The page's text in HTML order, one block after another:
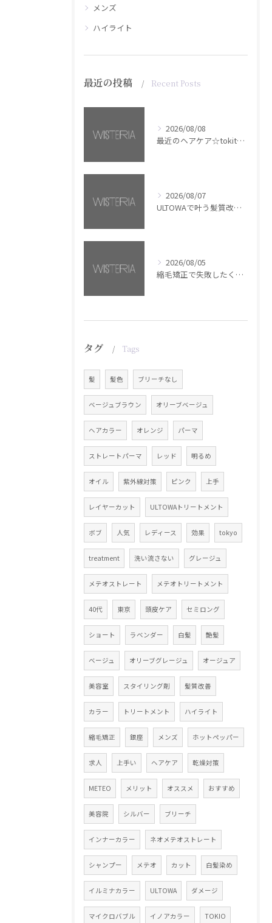
メンズ
ハイライト
最近の投稿 Recent Posts
2026/08/08
最近のヘアケア☆tokita【銀座・美容室WISTERIA】
2026/08/07
ULTOWAで叶う髪質改善美髪カラー【銀座・美容室WISTERIA】
2026/08/05
縮毛矯正で失敗したくない方へ【銀座・美容室WISTERIA】
タグ Tags
髪 髪色 ブリーチなし
ベージュブラウン オリーブベージュ
ヘアカラー オレンジ パーマ
ストレートパーマ レッド 明るめ
オイル 紫外線対策 ピンク 上手
レイヤーカット ULTOWAトリートメント
ボブ 人気 レディース 効果 tokyo
treatment 洗い流さない グレージュ
メテオストレート メテオトリートメント
40代 東京 頭皮ケア セミロング
ショート ラベンダー 白髪 艶髪
ベージュ オリーブグレージュ オージュア
美容室 スタイリング剤 髪質改善
カラー トリートメント ハイライト
縮毛矯正 銀座 メンズ ホットペッパー
求人 上手い ヘアケア 乾燥対策
METEO メリット オススメ おすすめ
美容院 シルバー ブリーチ
インナーカラー ネオメテオストレート
シャンプー メテオ カット 白髪染め
イルミナカラー ULTOWA ダメージ
マイクロバブル イノアカラー TOKIO